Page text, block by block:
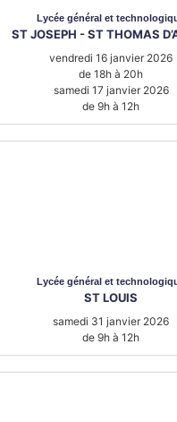
Lycée général et
ST JOSEPH - ST THOMAS
vendredi 16 janvier 2026
de 18h à 20h
samedi 17 janvier 2026
de 9h à 12h
Lycée général et
ST LOUIS
samedi 31 janvier 2026
de 9h à 12h